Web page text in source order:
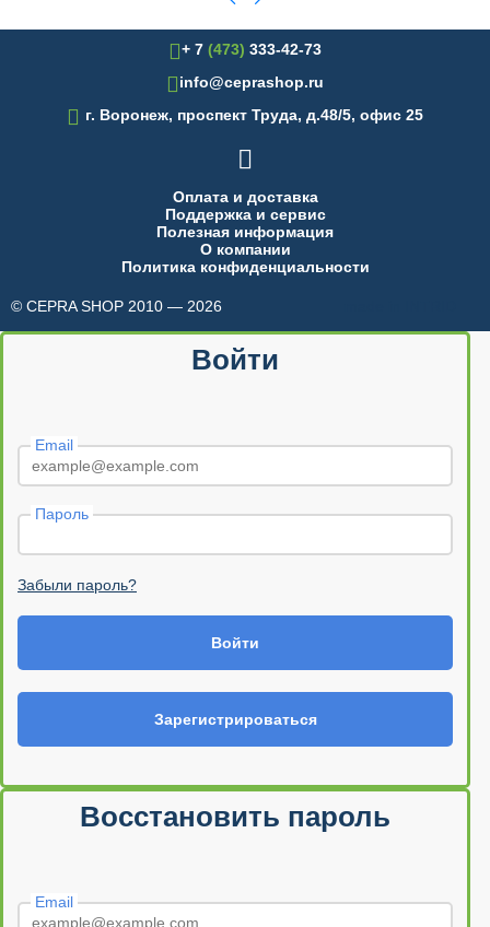
+ 7 (473) 333-42-73
info@ceprashop.ru
 г. Воронеж, проспект Труда, д.48/5, офис 25

Оплата и доставка
Поддержка и сервис
Полезная информация
О компании
Политика конфиденциальности
© CEPRA SHOP 2010 — 2026
Войти
Email
Пароль
Забыли пароль?
Войти
Зарегистрироваться
Восстановить пароль
Email